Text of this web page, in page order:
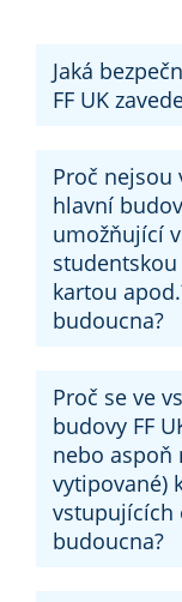
Jaká
FF UK
Proč
hlavní
umožňující
kartou
budoucna?
Proč se ve
budovy FF
nebo aspoň
vytipované)
vstupujících
budoucna?